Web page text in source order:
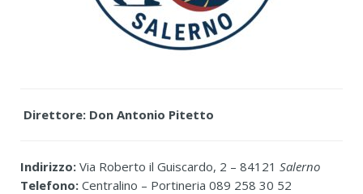
Direttore: Don Antonio Pitetto
Indirizzo: Via Roberto il Guiscardo, 2 – 84121 Salerno
Telefono: Centralino – Portineria 089 258 30 52